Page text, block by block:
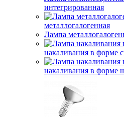
интегрированная
металлогалогенная
Лампа
накаливания в форме
накаливания в форме